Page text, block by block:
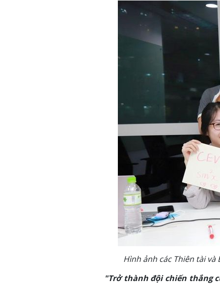
Hình ảnh các Thiên tài
"Trở thành đội chiến thắng